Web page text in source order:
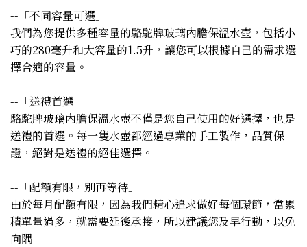
--「不同容量可選」
我們為您提供多種容量的駱駝牌玻璃內膽保溫水壺，包括小
巧的280毫升和大容量的1.5升，讓您可以根據自己的需求選
擇合適的容量。
--「送禮首選」
駱駝牌玻璃內膽保溫水壺不僅是您自己使用的好選擇，也是
送禮的首選。每一隻水壺都經過專業的手工製作，品質保
證，絕對是送禮的絕佳選擇。
--「配額有限，別再等待」
由於每月配額有限，因為我們精心追求做好每個環節，當累
積單量過多，就需要延後承接，所以建議您及早行動，以免
向隅